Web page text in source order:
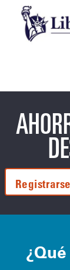
Registrarse